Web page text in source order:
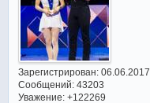
Зарегистрирован: 06.06.2017
Сообщений:43203
Уважение: +122269